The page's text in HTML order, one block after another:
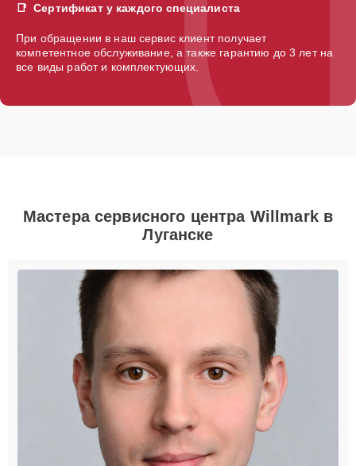
Сертификат у каждого специалиста
При обращении в наш сервис клиент получает
компетентное обслуживание, а также гарантию до 3 лет на
все виды работ и комплектующих.
Мастера сервисного центра Willmark в
Луганске